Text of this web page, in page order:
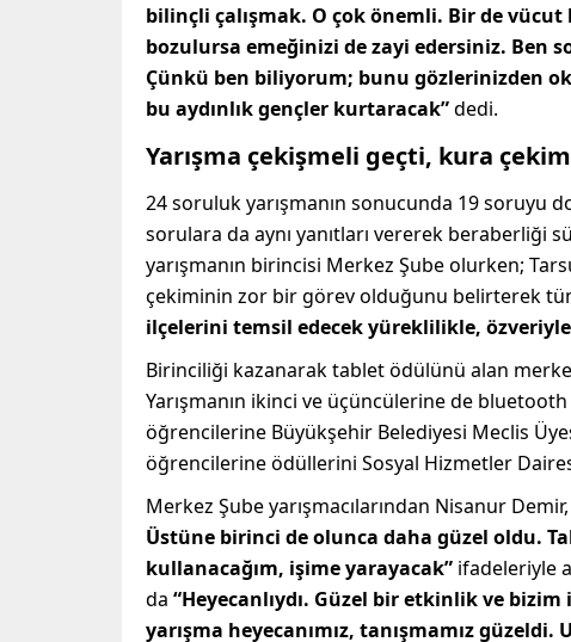
bilinçli çalışmak. O çok önemli. Bir de
bozulursa emeğinizi de zayi edersiniz. Ben
Çünkü ben biliyorum; bunu gözlerinizden
bu aydınlık gençler kurtaracak”dedi.
Yarışma çekişmeli geçti, kura
24 soruluk yarışmanın sonucunda 19 soruyu
sorulara da aynı yanıtları vererek beraberliği
yarışmanın birincisi Merkez Şube olurken;
çekiminin zor bir görev olduğunu belirterek
ilçelerini temsil edecek yüreklilikle,
Birinciliği kazanarak tablet ödülünü alan
Yarışmanın ikinci ve üçüncülerine de
öğrencilerine Büyükşehir Belediyesi Meclis
öğrencilerine ödüllerini Sosyal Hizmetler
Merkez Şube yarışmacılarından Nisanur
Üstüne birinci de olunca daha güzel oldu.
kullanacağım, işime yarayacak” ifadeleriyle
da “Heyecanlıydı. Güzel bir etkinlik ve
yarışma heyecanımız, tanışmamız